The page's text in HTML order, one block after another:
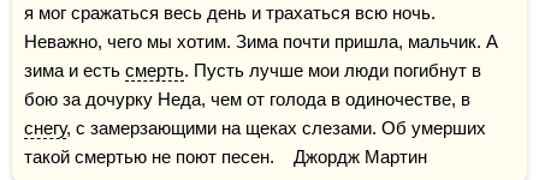
я мог сражаться весь день и трахаться всю ночь.
Неважно, чего мы хотим. Зима почти пришла, мальчик. А
зима и есть смерть. Пусть лучше мои люди погибнут в
снегу, с замерзающими на щеках слезами. Об умерших
такой смертью не поют песен.    Джордж Мартин